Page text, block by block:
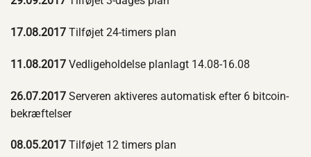
17.08.2017 Tilføjet 24-timers plan
11.08.2017 Vedligeholdelse planlagt 14.08-16.08
26.07.2017 Serveren aktiveres automatisk efter 6 bitcoin-
bekræftelser
08.05.2017 Tilføjet 12 timers plan